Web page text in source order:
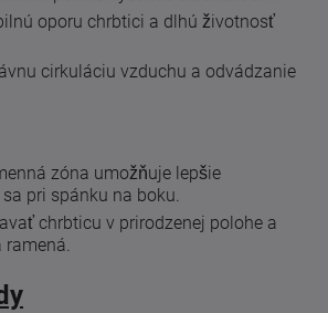
oporu chrbtici a dlhú životnosť
cirkuláciu vzduchu a odvádzanie
zóna umožňuje lepšie
pri spánku na boku.
chrbticu v prirodzenej polohe a